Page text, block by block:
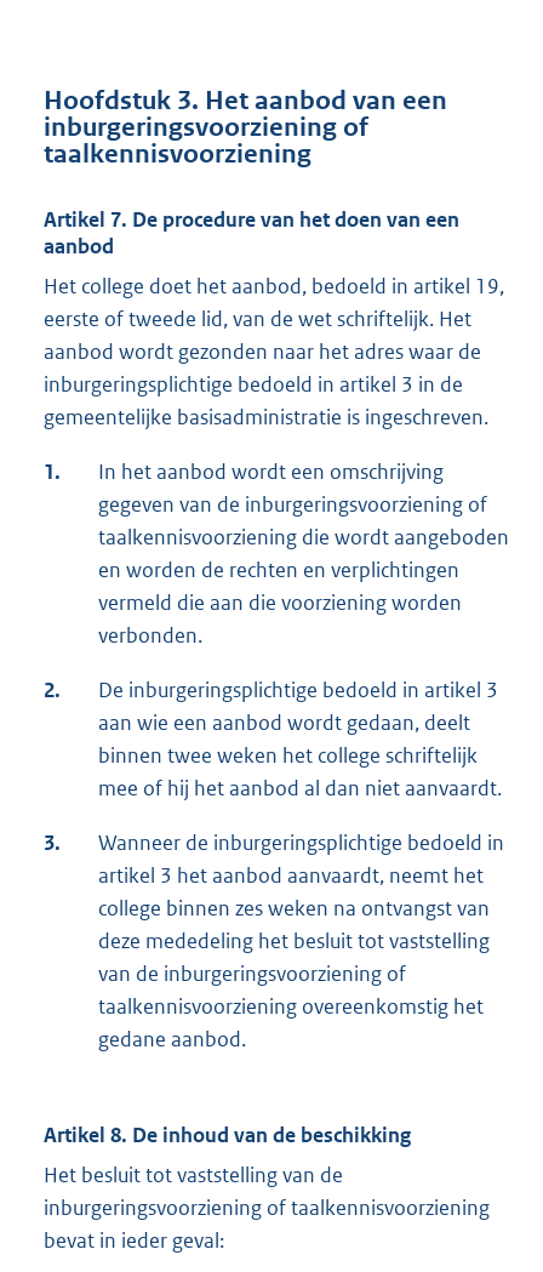
Hoofdstuk 3. Het aanbod van een
inburgeringsvoorziening of
taalkennisvoorziening
Artikel 7. De procedure van het doen van een
aanbod
Het college doet het aanbod, bedoeld in artikel 19,
eerste of tweede lid, van de wet schriftelijk. Het
aanbod wordt gezonden naar het adres waar de
inburgeringsplichtige bedoeld in artikel 3 in de
gemeentelijke basisadministratie is ingeschreven.
1.
In het aanbod wordt een omschrijving
gegeven van de inburgeringsvoorziening of
taalkennisvoorziening die wordt aangeboden
en worden de rechten en verplichtingen
vermeld die aan die voorziening worden
verbonden.
2.
De inburgeringsplichtige bedoeld in artikel 3
aan wie een aanbod wordt gedaan, deelt
binnen twee weken het college schriftelijk
mee of hij het aanbod al dan niet aanvaardt.
3.
Wanneer de inburgeringsplichtige bedoeld in
artikel 3 het aanbod aanvaardt, neemt het
college binnen zes weken na ontvangst van
deze mededeling het besluit tot vaststelling
van de inburgeringsvoorziening of
taalkennisvoorziening overeenkomstig het
gedane aanbod.
Artikel 8. De inhoud van de beschikking
Het besluit tot vaststelling van de
inburgeringsvoorziening of taalkennisvoorziening
bevat in ieder geval: